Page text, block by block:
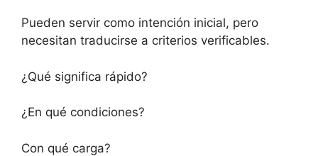
Pueden servir como intención inicial, pero
necesitan traducirse a criterios verificables.
¿Qué significa rápido?
¿En qué condiciones?
Con qué carga?